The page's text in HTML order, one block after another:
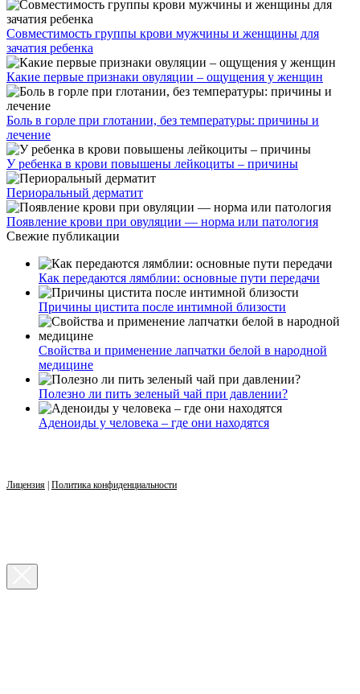
Совместимость группы крови мужчины и женщины для
зачатия ребенка
Какие первые признаки овуляции – ощущения у женщин
Боль в горле при глотании, без температуры: причины и
лечение
У ребенка в крови повышены лейкоциты – причины
Периоральный дерматит
Появление крови при овуляции — норма или патология
Свежие публикации
Как передаются лямблии: основные пути передачи
Причины цистита после интимной близости
Свойства и применение лапчатки белой в народной
медицине
Полезно ли пить зеленый чай при давлении?
Аденоиды у человека – где они находятся
Лицензия | Политика конфиденциальности